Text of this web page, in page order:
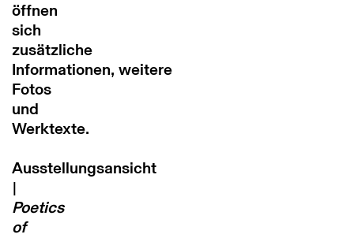
öffnen
sich
zusätzliche
Informationen, weitere
Fotos
und
Werktexte.
Ausstellungsansicht
Poetics
of